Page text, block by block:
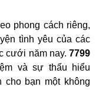
phong cách riêng,
tình yêu của các
cưới năm nay. 7799
và sự thấu hiểu
cho bạn một không